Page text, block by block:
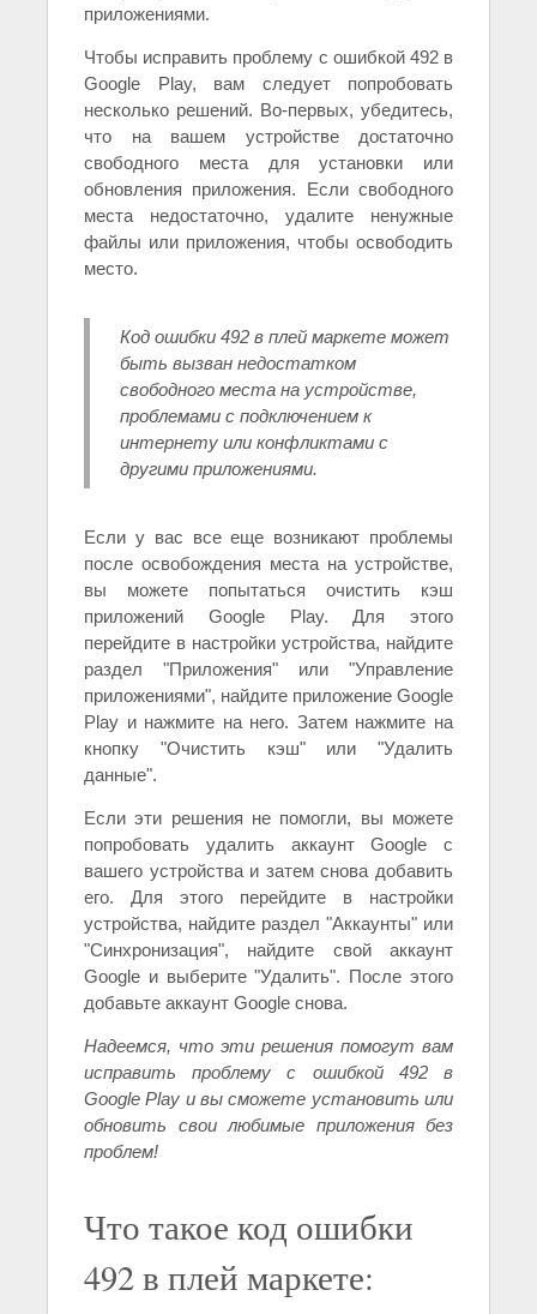
приложениями.
Чтобы исправить проблему с ошибкой 492 в
Google Play, вам следует попробовать
несколько решений. Во-первых, убедитесь,
что на вашем устройстве достаточно
свободного места для установки или
обновления приложения. Если свободного
места недостаточно, удалите ненужные
файлы или приложения, чтобы освободить
место.
Код ошибки 492 в плей маркете может
быть вызван недостатком
свободного места на устройстве,
проблемами с подключением к
интернету или конфликтами с
другими приложениями.
Если у вас все еще возникают проблемы
после освобождения места на устройстве,
вы можете попытаться очистить кэш
приложений Google Play. Для этого
перейдите в настройки устройства, найдите
раздел "Приложения" или "Управление
приложениями", найдите приложение Google
Play и нажмите на него. Затем нажмите на
кнопку "Очистить кэш" или "Удалить
данные".
Если эти решения не помогли, вы можете
попробовать удалить аккаунт Google с
вашего устройства и затем снова добавить
его. Для этого перейдите в настройки
устройства, найдите раздел "Аккаунты" или
"Синхронизация", найдите свой аккаунт
Google и выберите "Удалить". После этого
добавьте аккаунт Google снова.
Надеемся, что эти решения помогут вам
исправить проблему с ошибкой 492 в
Google Play и вы сможете установить или
обновить свои любимые приложения без
проблем!
Что такое код ошибки
492 в плей маркете: